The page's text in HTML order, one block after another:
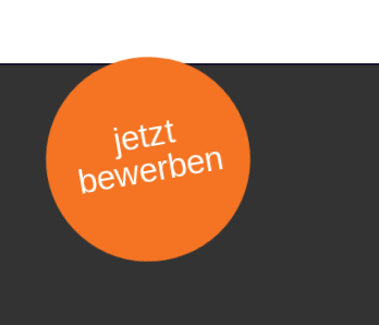
jetzt
bewerben